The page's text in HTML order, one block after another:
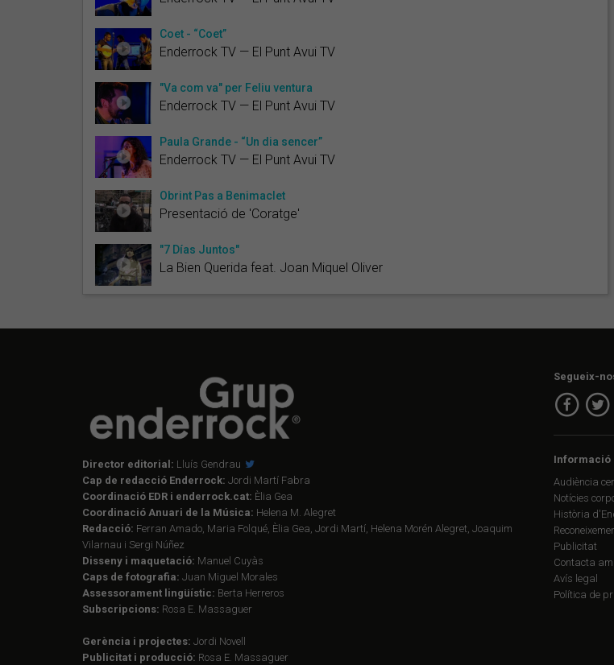
Coet - “Coet”
Enderrock TV — El Punt Avui TV
"Va com va" per Feliu ventura
Enderrock TV — El Punt Avui TV
Paula Grande - “Un dia sencer”
Enderrock TV — El Punt Avui TV
Obrint Pas a Benimaclet
Presentació de 'Coratge'
"7 Días Juntos"
La Bien Querida feat. Joan Miquel Oliver
Director editorial: Lluís Gendrau
Cap de redacció Enderrock: Jordi Martí Fabra
Coordinació EDR i enderrock.cat: Èlia Gea
Coordinació Anuari de la Música: Helena M. Alegret
Redacció: Ferran Amado, Maria Folqué, Èlia Gea, Jordi Martí, Helena Morén Alegret, Joaquim
Vilarnau i Sergi Núñez
Disseny i maquetació: Manuel Cuyàs
Caps de fotografia: Juan Miguel Morales
Assessorament lingüístic: Berta Herreros
Subscripcions: Rosa E. Massaguer
Gerència i projectes: Jordi Novell
Publicitat i producció: Rosa E. Massaguer
Segueix-
Informació
Audiència
Notícies
Història
Publicitat
Contacta
Avís legal
Política de